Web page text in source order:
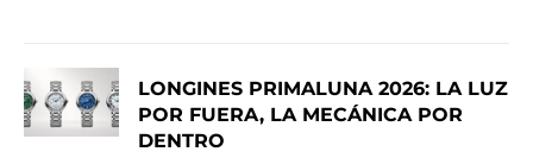
LONGINES PRIMALUNA 2026: LA LUZ
POR FUERA, LA MECÁNICA POR
DENTRO